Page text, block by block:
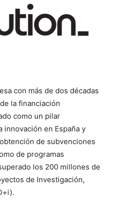
con más de dos décadas
la financiación
como un pilar
innovación en España y
de subvenciones
de programas
los 200 millones de
de Investigación,